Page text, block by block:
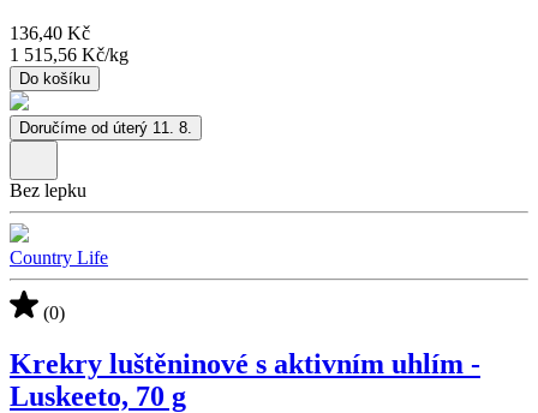
136,40 Kč
1 515,56 Kč/kg
Do košíku
Doručíme od úterý 11. 8.
Bez lepku
Country Life
(0)
Krekry luštěninové s aktivním uhlím -
Luskeeto, 70 g